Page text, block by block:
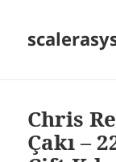
Chris
Çakı –